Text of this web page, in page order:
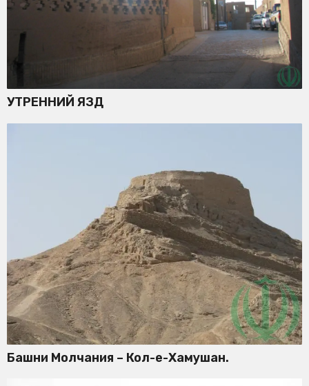
УТРЕННИЙ ЯЗД
Башни Молчания – Кол-е-Хамушан.